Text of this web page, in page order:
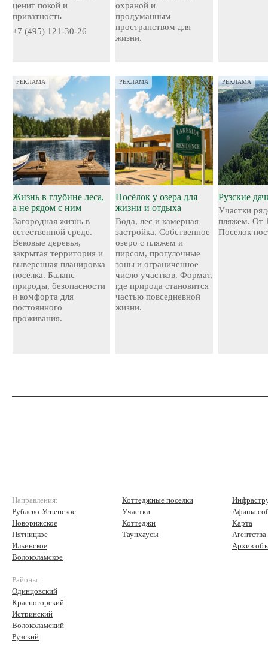
ценит покой и
приватность
+7 (495) 121-30-26
охраной и
продуманным
пространством для
жизни.
РЕКЛАМА
Жизнь в глубине леса,
а не рядом с ним
Загородная жизнь в
естественной среде.
Вековые деревья,
закрытая территория и
выверенная планировка
посёлка. Баланс
природы, безопасности
и комфорта для
постоянного
проживания.
РЕКЛАМА
Посёлок у озера для
жизни и отдыха
Вода, лес и камерная
застройка. Собственное
озеро с пляжем и
пирсом, прогулочные
зоны и ограниченное
число участков. Формат,
где природа становится
частью повседневной
жизни.
РЕКЛАМА
Рузские
Участки
пляжем. От
Поселок
Направления:
Рублево-Успенское
Новорижское
Пятницкое
Ильинское
Волоколамское
Районы:
Одинцовский
Красногорский
Истринский
Волоколамский
Рузский
Коттеджные поселки
Участки
Коттеджи
Таунхаусы
Афиша
Карта
Архив